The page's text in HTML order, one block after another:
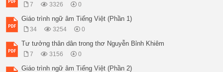
7 3326 0
Giáo trình ngữ âm Tiếng Việt (Phần 1)
34 3254 0
Tư tưởng thân dân trong thơ Nguyễn Bỉnh Khiêm
7 3156 0
Giáo trình ngữ âm Tiếng Việt (Phần 2)